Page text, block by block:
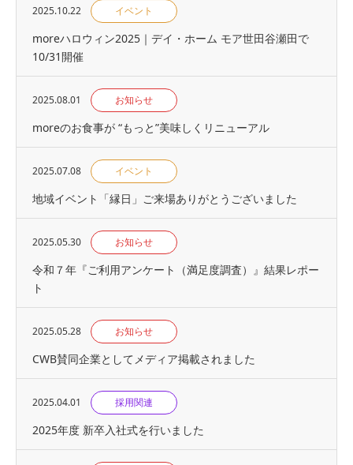
2025.10.22 イベント
moreハロウィン2025｜デイ・ホーム モア世田谷瀬田で
10/31開催
2025.08.01 お知らせ
moreのお食事が “もっと”美味しくリニューアル
2025.07.08 イベント
地域イベント「縁⽇」ご来場ありがとうございました
2025.05.30 お知らせ
令和７年『ご利用アンケート（満足度調査）』結果レポー
ト
2025.05.28 お知らせ
CWB賛同企業としてメディア掲載されました
2025.04.01 採用関連
2025年度 新卒入社式を行いました